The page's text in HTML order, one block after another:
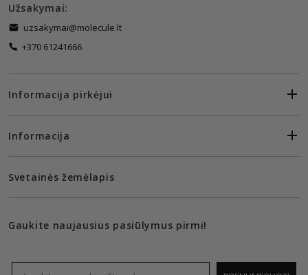
Užsakymai:
uzsakymai@molecule.lt
+370 61241666
Informacija pirkėjui
Informacija
Svetainės žemėlapis
Gaukite naujausius pasiūlymus pirmi!